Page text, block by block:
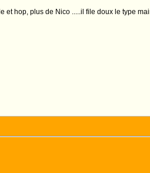
et hop, plus de Nico .....il file doux le type